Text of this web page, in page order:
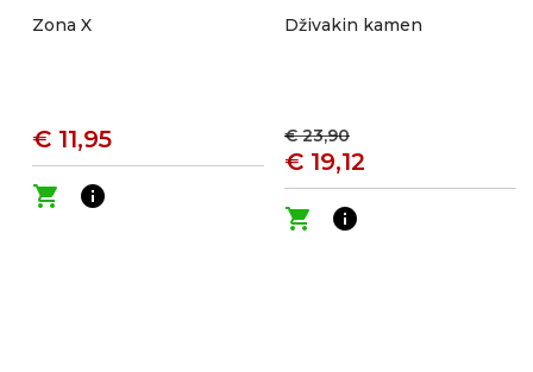
Zona X
€ 11,95
shopping_cart
info
Dživakin kamen
€ 23,90
€ 19,12
shopping_cart
info